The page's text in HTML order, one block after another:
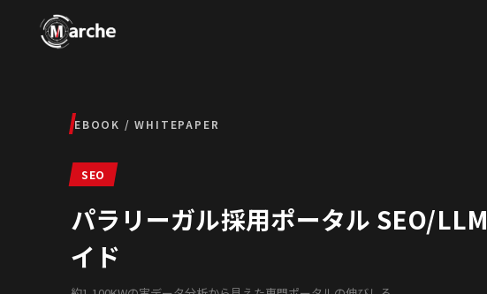
EBOOK / WHITEPAPER
SEO
パラリーガル採用ポータル SEO/
イド